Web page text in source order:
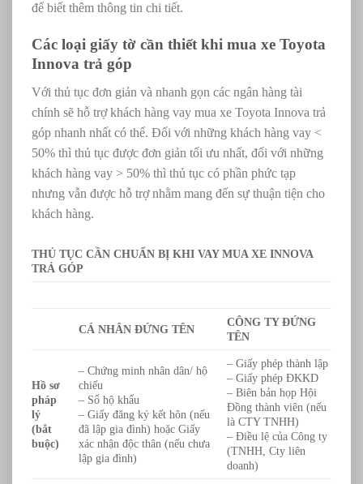
để biết thêm thông tin chi tiết.
Các loại giấy tờ cần thiết khi mua xe Toyota
Innova trả góp
Với thủ tục đơn giản và nhanh gọn các ngân hàng tài
chính sẽ hỗ trợ khách hàng vay mua xe Toyota Innova trả
góp nhanh nhất có thể. Đối với những khách hàng vay <
50% thì thủ tục được đơn giản tối ưu nhất, đối với những
khách hàng vay > 50% thì thủ tục có phần phức tạp
nhưng vẫn được hỗ trợ nhằm mang đến sự thuận tiện cho
khách hàng.
THỦ TỤC CẦN CHUẨN BỊ KHI VAY MUA XE INNOVA
TRẢ GÓP
CÁ NHÂN ĐỨNG TÊN
CÔNG TY ĐỨNG
TÊN
Hồ sơ
pháp
lý
(bắt
buộc)
– Chứng minh nhân dân/ hộ
chiếu
– Sổ hộ khẩu
– Giấy đăng ký kết hôn (nếu
đã lập gia đình) hoặc Giấy
xác nhận độc thân (nếu chưa
lập gia đình)
– Giấy phép thành lập
– Giấy phép ĐKKD
– Biên bản họp Hội
Đồng thành viên (nếu
là CTY TNHH)
– Điều lệ của Công ty
(TNHH, Cty liên
doanh)